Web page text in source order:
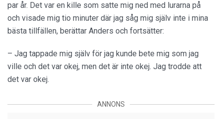
par år. Det var en kille som satte mig ned med lurarna på
och visade mig tio minuter där jag såg mig själv inte i mina
bästa tillfällen, berättar Anders och fortsätter:
– Jag tappade mig själv för jag kunde bete mig som jag
ville och det var okej, men det är inte okej. Jag trodde att
det var okej.
ANNONS